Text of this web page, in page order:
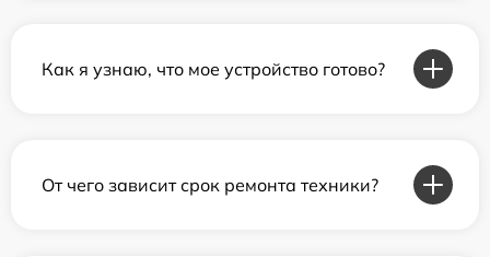
Как я узнаю, что мое устройство готово?
От чего зависит срок ремонта техники?